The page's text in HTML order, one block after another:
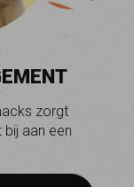
zorgt
aan een